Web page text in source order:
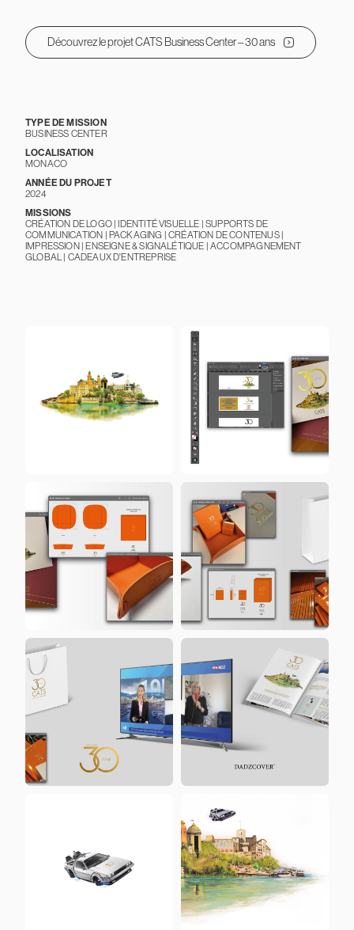
Découvrez le projet CATS Business Center – 30 ans
TYPE DE MISSION
BUSINESS CENTER
LOCALISATION
MONACO
ANNÉE DU PROJET
2024
MISSIONS
CRÉATION DE LOGO | IDENTITÉ VISUELLE | SUPPORTS DE
COMMUNICATION | PACKAGING | CRÉATION DE CONTENUS |
IMPRESSION | ENSEIGNE & SIGNALÉTIQUE | ACCOMPAGNEMENT
GLOBAL | CADEAUX D'ENTREPRISE